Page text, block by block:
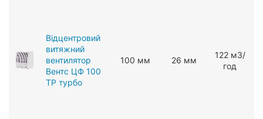
Відцентровий
витяжний
вентилятор
Вентс ЦФ 100
ТР турбо
100 мм 26 мм
122 мЗ/
год